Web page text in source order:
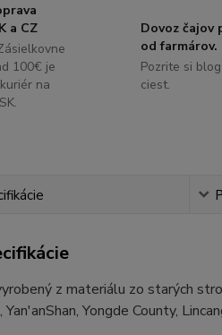
a CZ
100€ je
na
Dovoz čajov
od farmárov.
Pozrite si
ciest.
z materiálu zo starých
Yongde County,